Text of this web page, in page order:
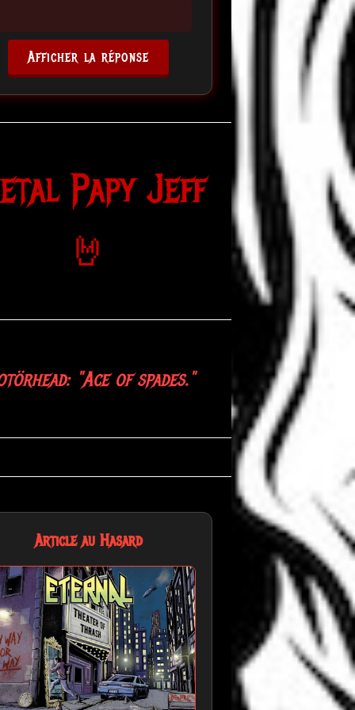
Afficher la réponse
Papy Jeff
🤘
"Ace of spades."
Article au Hasard